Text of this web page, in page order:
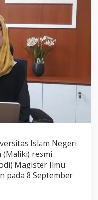
Islam Negeri
(Maliki) resmi
Magister Ilmu
pada 8 September